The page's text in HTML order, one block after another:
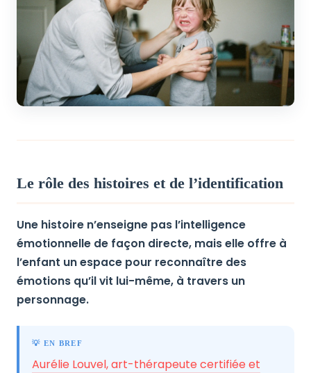
Le rôle des histoires et de l’identification
Une histoire n’enseigne pas l’intelligence
émotionnelle de façon directe, mais elle offre à
l’enfant un espace pour reconnaître des
émotions qu’il vit lui-même, à travers un
personnage.
💡 EN BREF
Aurélie Louvel, art-thérapeute certifiée et